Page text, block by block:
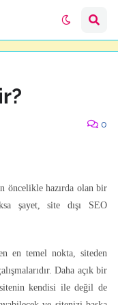
0
öncelikle hazırda olan bir
şayet, site dışı SEO
en temel nokta, siteden
Daha açık bir
kendisi ile değil de